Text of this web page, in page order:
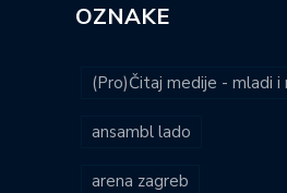
OZNAKE
(Pro)Čitaj medije - mladi i
ansambl lado
arena zagreb